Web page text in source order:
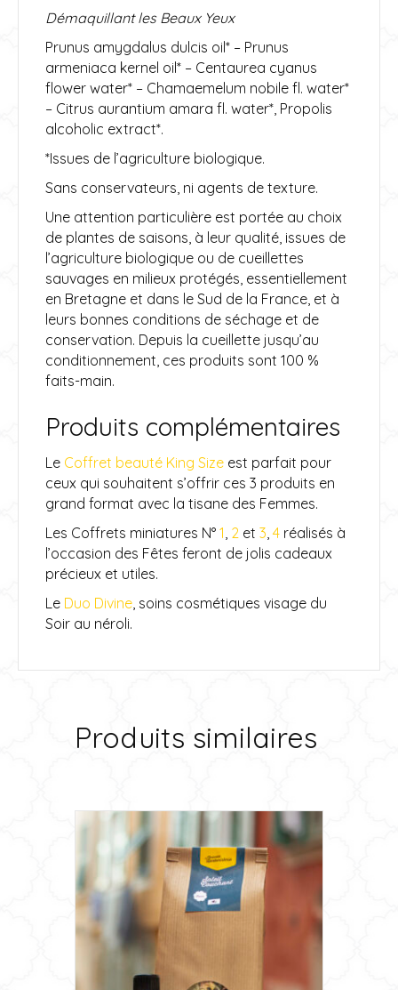
Démaquillant les Beaux Yeux
Prunus amygdalus dulcis oil* – Prunus
armeniaca kernel oil* – Centaurea cyanus
flower water* – Chamaemelum nobile fl. water*
– Citrus aurantium amara fl. water*, Propolis
alcoholic extract*.
*Issues de l’agriculture biologique.
Sans conservateurs, ni agents de texture.
Une attention particulière est portée au choix
de plantes de saisons, à leur qualité, issues de
l’agriculture biologique ou de cueillettes
sauvages en milieux protégés, essentiellement
en Bretagne et dans le Sud de la France, et à
leurs bonnes conditions de séchage et de
conservation. Depuis la cueillette jusqu’au
conditionnement, ces produits sont 100 %
faits-main.
Produits complémentaires
Le Coffret beauté King Size est parfait pour
ceux qui souhaitent s’offrir ces 3 produits en
grand format avec la tisane des Femmes.
Les Coffrets miniatures N° 1 2 et 3 4 réalisés à
l’occasion des Fêtes feront de jolis cadeaux
précieux et utiles.
Le Duo Divine , soins cosmétiques visage du
Soir au néroli.
Produits similaires